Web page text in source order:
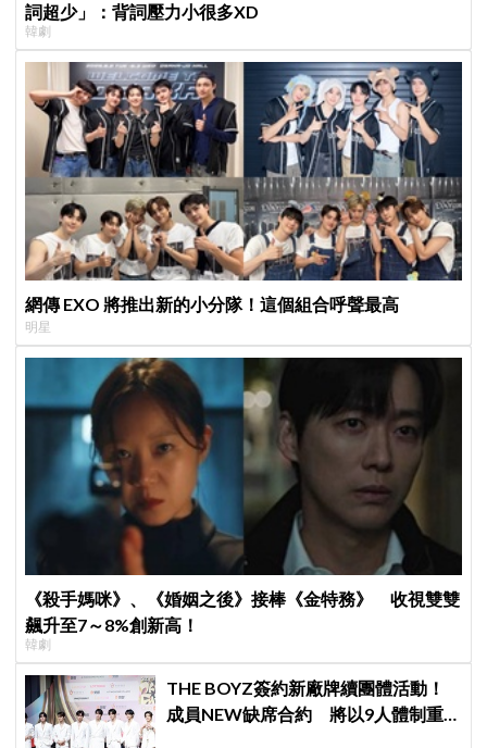
詞超少」：背詞壓力小很多XD
韓劇
網傳 EXO 將推出新的小分隊！這個組合呼聲最高
明星
《殺手媽咪》、《婚姻之後》接棒《金特務》 收視雙雙
飆升至7～8%創新高！
韓劇
THE BOYZ簽約新廠牌續團體活動！
成員NEW缺席合約 將以9人體制重